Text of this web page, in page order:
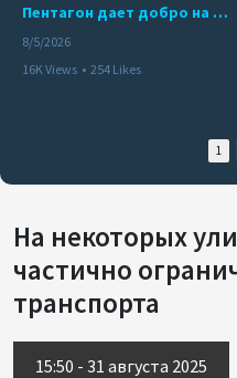
Пентагон дает добро на ядерный удар по противникам США
8/5/2026
16K Views • 254 Likes
1
На некоторых
частично
транспорта
15:50 - 31 августа 2025